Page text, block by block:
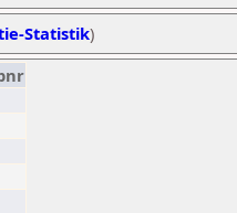
Statistik)